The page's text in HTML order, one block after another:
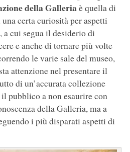
della Galleriaè quella di
certa curiosità per aspetti
a cui segua il desiderio di
e anche di tornare più volte
le varie sale del museo,
attenzione nel presentare il
di un’accurata collezione
pubblico a non esaurire con
della Galleria, ma a
i più disparati aspetti di